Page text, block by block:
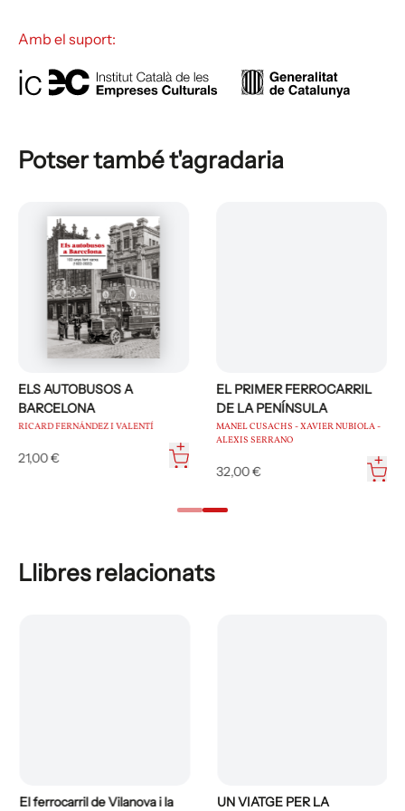
Amb el suport:
Potser també t'agradaria
ELS AUTOBUSOS A
BARCELONA
RICARD FERNÁNDEZ I VALENTÍ
21,00 €
EL PRIMER FERROCARRIL
DE LA PENÍNSULA
MANEL CUSACHS - XAVIER NUBIOLA -
ALEXIS SERRANO
32,00 €
Llibres relacionats
El ferrocarril de Vilanova i la
UN VIATGE PER LA